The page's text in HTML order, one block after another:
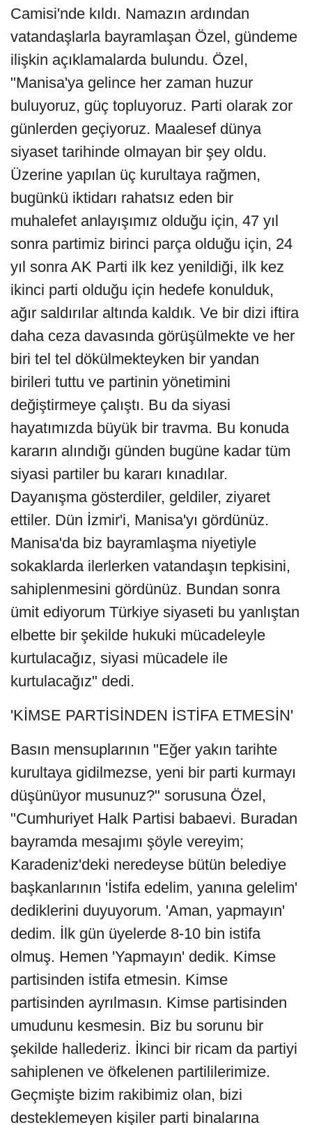
Camisi'nde kıldı. Namazın ardından
vatandaşlarla bayramlaşan Özel, gündeme
ilişkin açıklamalarda bulundu. Özel,
"Manisa'ya gelince her zaman huzur
buluyoruz, güç topluyoruz. Parti olarak zor
günlerden geçiyoruz. Maalesef dünya
siyaset tarihinde olmayan bir şey oldu.
Üzerine yapılan üç kurultaya rağmen,
bugünkü iktidarı rahatsız eden bir
muhalefet anlayışımız olduğu için, 47 yıl
sonra partimiz birinci parça olduğu için, 24
yıl sonra AK Parti ilk kez yenildiği, ilk kez
ikinci parti olduğu için hedefe konulduk,
ağır saldırılar altında kaldık. Ve bir dizi iftira
daha ceza davasında görüşülmekte ve her
biri tel tel dökülmekteyken bir yandan
birileri tuttu ve partinin yönetimini
değiştirmeye çalıştı. Bu da siyasi
hayatımızda büyük bir travma. Bu konuda
kararın alındığı günden bugüne kadar tüm
siyasi partiler bu kararı kınadılar.
Dayanışma gösterdiler, geldiler, ziyaret
ettiler. Dün İzmir'i, Manisa'yı gördünüz.
Manisa'da biz bayramlaşma niyetiyle
sokaklarda ilerlerken vatandaşın tepkisini,
sahiplenmesini gördünüz. Bundan sonra
ümit ediyorum Türkiye siyaseti bu yanlıştan
elbette bir şekilde hukuki mücadeleyle
kurtulacağız, siyasi mücadele ile
kurtulacağız" dedi.
'KİMSE PARTİSİNDEN İSTİFA ETMESİN'
Basın mensuplarının "Eğer yakın tarihte
kurultaya gidilmezse, yeni bir parti kurmayı
düşünüyor musunuz?" sorusuna Özel,
"Cumhuriyet Halk Partisi babaevi. Buradan
bayramda mesajımı şöyle vereyim;
Karadeniz'deki neredeyse bütün belediye
başkanlarının 'İstifa edelim, yanına gelelim'
dediklerini duyuyorum. 'Aman, yapmayın'
dedim. İlk gün üyelerde 8-10 bin istifa
olmuş. Hemen 'Yapmayın' dedik. Kimse
partisinden istifa etmesin. Kimse
partisinden ayrılmasın. Kimse partisinden
umudunu kesmesin. Biz bu sorunu bir
şekilde hallederiz. İkinci bir ricam da partiyi
sahiplenen ve öfkelenen partililerimize.
Geçmişte bizim rakibimiz olan, bizi
desteklemeyen kişiler parti binalarına